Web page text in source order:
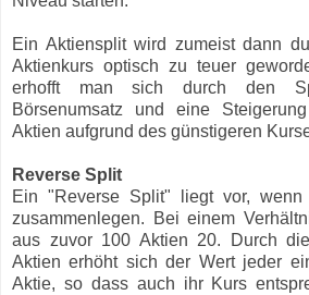
Ein Aktiensplit wird zumeist dann
Aktienkurs optisch zu teuer
erhofft man sich durch den
Börsenumsatz und eine
Aktien aufgrund des günstigeren
Reverse Split
Ein "Reverse Split" liegt vor, wenn
zusammenlegen. Bei einem
aus zuvor 100 Aktien 20. Durch
Aktien erhöht sich der Wert jeder
Aktie, so dass auch ihr Kurs